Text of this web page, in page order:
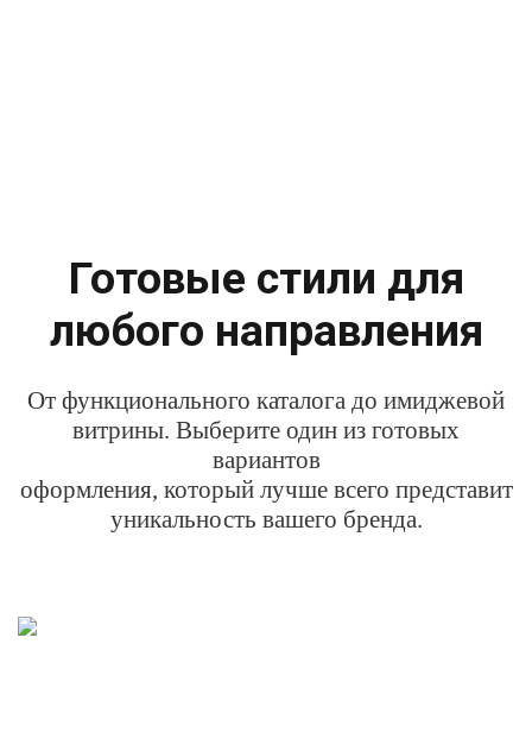
Готовые стили для
любого направления
От функционального каталога до имиджевой
витрины. Выберите один из готовых
вариантов
оформления, который лучше всего представит
уникальность вашего бренда.